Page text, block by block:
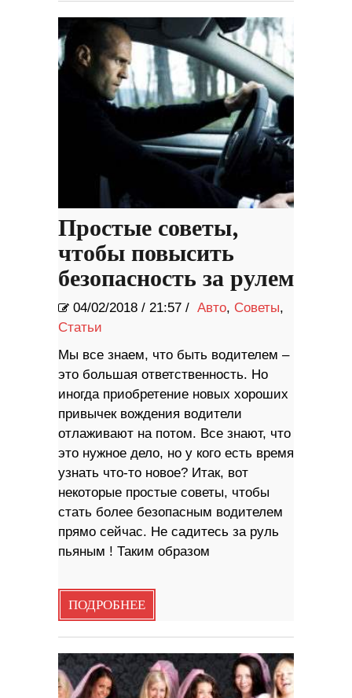
Простые советы,
чтобы повысить
безопасность за рулем
04/02/2018 / 21:57 / Авто, Советы,
Статьи
Мы все знаем, что быть водителем –
это большая ответственность. Но
иногда приобретение новых хороших
привычек вождения водители
отлаживают на потом. Все знают, что
это нужное дело, но у кого есть время
узнать что-то новое? Итак, вот
некоторые простые советы, чтобы
стать более безопасным водителем
прямо сейчас. Не садитесь за руль
пьяным ! Таким образом
ПОДРОБНЕЕ